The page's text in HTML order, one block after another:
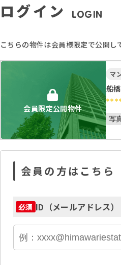
ログイン LOGIN
こちらの物件は会員様限定で公開し
会員限定公開物件
マ
船
写
会員の方はこちら
必須 ID（メールアドレス）